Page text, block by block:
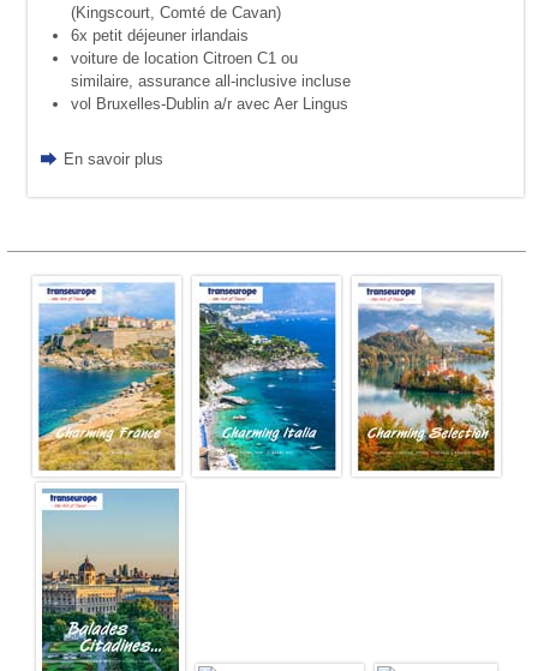
(Kingscourt, Comté de Cavan)
6x petit déjeuner irlandais
voiture de location Citroen C1 ou
similaire, assurance all-inclusive incluse
vol Bruxelles-Dublin a/r avec Aer Lingus
En savoir plus